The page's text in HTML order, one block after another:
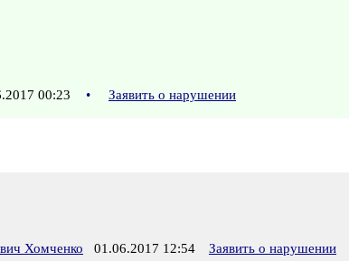
00:23 • Заявить о нарушении
Хомченко 01.06.2017 12:54 Заявить о нарушении